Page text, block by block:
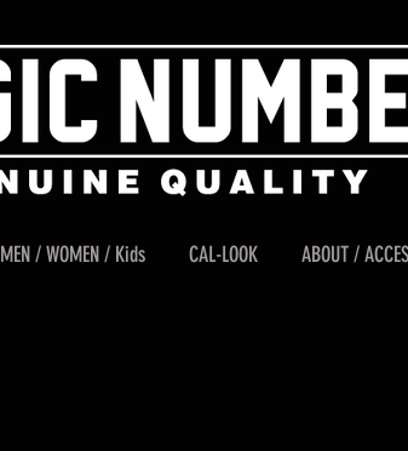
MEN / WOMEN / Kids CAL-LOOK ABOUT /